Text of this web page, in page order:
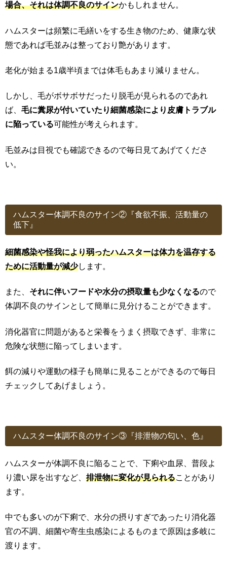
場合、それは体調不良のサインかもしれません。
ハムスターは頻繁に毛繕いをする生き物のため、健康な状
態であれば毛並みは整っており艶があります。
老化が始まる1歳半頃までは体毛もあまり減りません。
しかし、毛がボサボサだったり脱毛が見られるのであれ
ば、 毛に糞尿が付いていたり細菌感染により皮膚トラブル
に陥っている可能性が考えられます。
毛並みは目視でも確認できるので毎日見てあげてくださ
い。
ハムスター体調不良のサイン②『食欲不振、活動量の
低下』
細菌感染や怪我により弱ったハムスターは体力を温存する
ために活動量が減少します。
また、 それに伴いフードや水分の摂取量も少なくなるので
体調不良のサインとして簡単に見分けることができます。
消化器官に問題があると栄養をうまく摂取できず、非常に
危険な状態に陥ってしまいます。
餌の減りや運動の様子も簡単に見ることができるので毎日
チェックしてあげましょう。
ハムスター体調不良のサイン③『排泄物の匂い、色』
ハムスターが体調不良に陥ることで、下痢や血尿、普段よ
り濃い尿を出すなど、 排泄物に変化が見られることがあり
ます。
中でも多いのが下痢で、水分の摂りすぎであったり消化器
官の不調、細菌や寄生虫感染によるものまで原因は多岐に
渡ります。